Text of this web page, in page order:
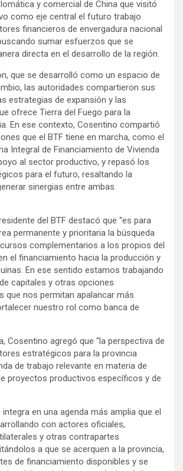
y comercial de China que visitó
como eje central el futuro trabajo
financieros de envergadura nacional
sumar esfuerzos que se
directa en el desarrollo de la región.
que se desarrolló como un espacio de
las autoridades compartieron sus
estrategias de expansión y las
ofrece Tierra del Fuego para la
En ese contexto, Cosentino compartió
que el BTF tiene en marcha, como el
Integral de Financiamiento de Vivienda
al sector productivo, y repasó los
para el futuro, resaltando la
sinergias entre ambas
del BTF destacó que “es para
permanente y prioritaria la búsqueda
complementarios a los propios del
el financiamiento hacia la producción y
En ese sentido estamos trabajando
capitales y otras opciones
que nos permitan apalancar más
nuestro rol como banca de
Cosentino agregó que “la perspectiva de
estratégicos para la provincia
de trabajo relevante en materia de
proyectos productivos específicos y de
en una agenda más amplia que el
con actores oficiales,
y otras contrapartes
a que se acerquen a la provincia,
de financiamiento disponibles y se